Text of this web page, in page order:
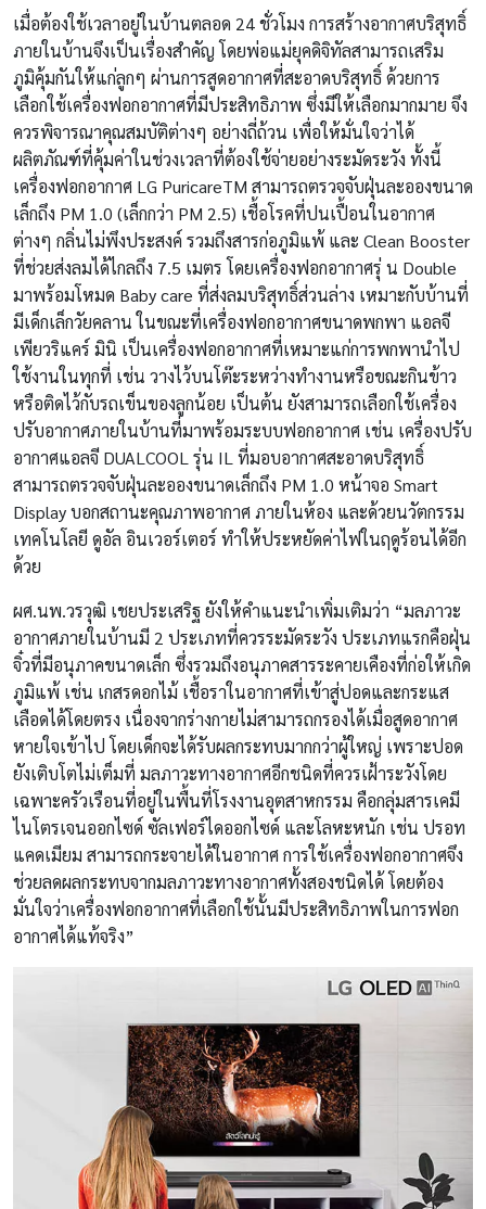
เมื่อต้องใช้เวลาอยู่ในบ้านตลอด 24 ชั่วโมง การสร้างอากาศบริสุทธิ์
ภายในบ้านจึงเป็นเรื่องสำคัญ โดยพ่อแม่ยุคดิจิทัลสามารถเสริม
ภูมิคุ้มกันให้แก่ลูกๆ ผ่านการสูดอากาศที่สะอาดบริสุทธิ์ ด้วยการ
เลือกใช้เครื่องฟอกอากาศที่มีประสิทธิภาพ ซึ่งมีให้เลือกมากมาย จึง
ควรพิจารณาคุณสมบัติต่างๆ อย่างถี่ถ้วน เพื่อให้มั่นใจว่าได้
ผลิตภัณฑ์ที่คุ้มค่าในช่วงเวลาที่ต้องใช้จ่ายอย่างระมัดระวัง ทั้งนี้
เครื่องฟอกอากาศ LG PuricareTM สามารถตรวจจับฝุ่นละอองขนาด
เล็กถึง PM 1.0 (เล็กกว่า PM 2.5) เชื้อโรคที่ปนเปื้อนในอากาศ
ต่างๆ กลิ่นไม่พึงประสงค์ รวมถึงสารก่อภูมิแพ้ และ Clean Booster
ที่ช่วยส่งลมได้ไกลถึง 7.5 เมตร โดยเครื่องฟอกอากาศรุ่ น Double
มาพร้อมโหมด Baby care ที่ส่งลมบริสุทธิ์ส่วนล่าง เหมาะกับบ้านที่
มีเด็กเล็กวัยคลาน ในขณะที่เครื่องฟอกอากาศขนาดพกพา แอลจี
เพียวริแคร์ มินิ เป็นเครื่องฟอกอากาศที่เหมาะแก่การพกพานำไป
ใช้งานในทุกที่ เช่น วางไว้บนโต๊ะระหว่างทำงานหรือขณะกินข้าว
หรือติดไว้กับรถเข็นของลูกน้อย เป็นต้น ยังสามารถเลือกใช้เครื่อง
ปรับอากาศภายในบ้านที่มาพร้อมระบบฟอกอากาศ เช่น เครื่องปรับ
อากาศแอลจี DUALCOOL รุ่น IL ที่มอบอากาศสะอาดบริสุทธิ์
สามารถตรวจจับฝุ่นละอองขนาดเล็กถึง PM 1.0 หน้าจอ Smart
Display บอกสถานะคุณภาพอากาศ ภายในห้อง และด้วยนวัตกรรม
เทคโนโลยี ดูอัล อินเวอร์เตอร์ ทำให้ประหยัดค่าไฟในฤดูร้อนได้อีก
ด้วย
ผศ.นพ.วรวุฒิ เชยประเสริฐ ยังให้คำแนะนำเพิ่มเติมว่า “มลภาวะ
อากาศภายในบ้านมี 2 ประเภทที่ควรระมัดระวัง ประเภทแรกคือฝุ่น
จิ๋วที่มีอนุภาคขนาดเล็ก ซึ่งรวมถึงอนุภาคสารระคายเคืองที่ก่อให้เกิด
ภูมิแพ้ เช่น เกสรดอกไม้ เชื้อราในอากาศที่เข้าสู่ปอดและกระแส
เลือดได้โดยตรง เนื่องจากร่างกายไม่สามารถกรองได้เมื่อสูดอากาศ
หายใจเข้าไป โดยเด็กจะได้รับผลกระทบมากกว่าผู้ใหญ่ เพราะปอด
ยังเติบโตไม่เต็มที่ มลภาวะทางอากาศอีกชนิดที่ควรเฝ้าระวังโดย
เฉพาะครัวเรือนที่อยู่ในพื้นที่โรงงานอุตสาหกรรม คือกลุ่มสารเคมี
ไนโตรเจนออกไซด์ ซัลเฟอร์ไดออกไซด์ และโลหะหนัก เช่น ปรอท
แคดเมียม สามารถกระจายได้ในอากาศ การใช้เครื่องฟอกอากาศจึง
ช่วยลดผลกระทบจากมลภาวะทางอากาศทั้งสองชนิดได้ โดยต้อง
มั่นใจว่าเครื่องฟอกอากาศที่เลือกใช้นั้นมีประสิทธิภาพในการฟอก
อากาศได้แท้จริง”